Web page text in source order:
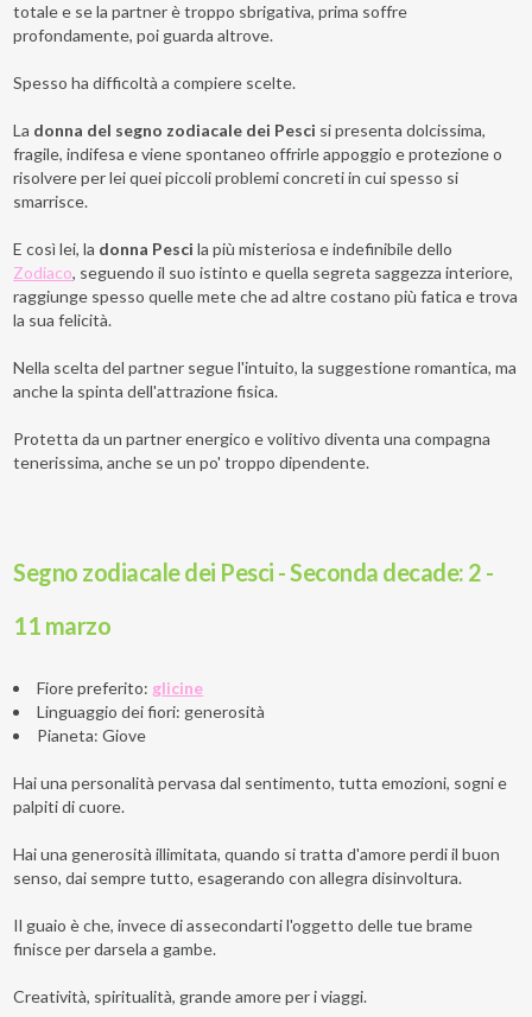
totale e se la partner è troppo sbrigativa, prima soffre
profondamente, poi guarda altrove.
Spesso ha difficoltà a compiere scelte.
La donna del segno zodiacale dei Pesci si presenta dolcissima,
fragile, indifesa e viene spontaneo offrirle appoggio e protezione o
risolvere per lei quei piccoli problemi concreti in cui spesso si
smarrisce.
E così lei, la donna Pescila più misteriosa e indefinibile dello
Zodiaco, seguendo il suo istinto e quella segreta saggezza interiore,
raggiunge spesso quelle mete che ad altre costano più fatica e trova
la sua felicità.
Nella scelta del partner segue l'intuito, la suggestione romantica, ma
anche la spinta dell'attrazione fisica.
Protetta da un partner energico e volitivo diventa una compagna
tenerissima, anche se un po' troppo dipendente.
Segno zodiacale dei Pesci - Seconda decade: 2 -
11 marzo
Fiore preferito: glicine
Linguaggio dei fiori: generosità
Pianeta: Giove
Hai una personalità pervasa dal sentimento, tutta emozioni, sogni e
palpiti di cuore.
Hai una generosità illimitata, quando si tratta d'amore perdi il buon
senso, dai sempre tutto, esagerando con allegra disinvoltura.
Il guaio è che, invece di assecondarti l'oggetto delle tue brame
finisce per darsela a gambe.
Creatività, spiritualità, grande amore per i viaggi.